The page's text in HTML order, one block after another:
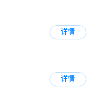
详情
详情